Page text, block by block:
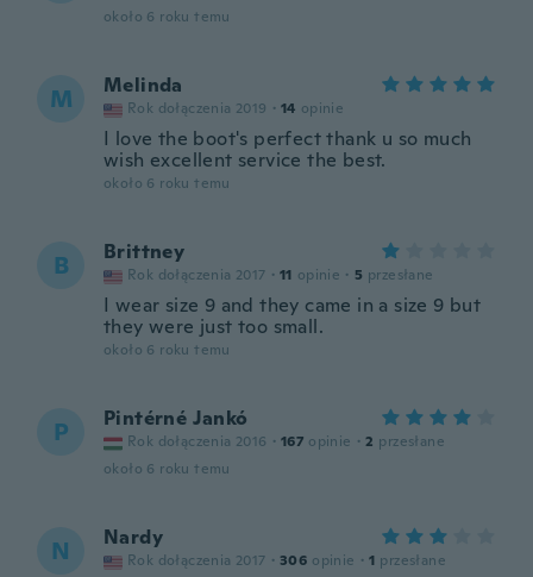
około 6 roku temu
M Melinda
Rok dołączenia 2019 · 14 opinie
I love the boot's perfect thank u so much
wish excellent service the best.
około 6 roku temu
B Brittney
Rok dołączenia 2017 · 11 opinie · 5 przesłane
I wear size 9 and they came in a size 9 but
they were just too small.
około 6 roku temu
P Pintérné Jankó
Rok dołączenia 2016 · 167 opinie · 2 przesłane
około 6 roku temu
N Nardy
Rok dołączenia 2017 · 306 opinie · 1 przesłane